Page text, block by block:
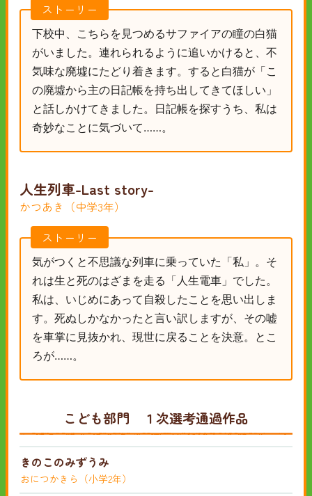
ストーリー
下校中、こちらを見つめるサファイアの瞳の白猫
がいました。連れられるように追いかけると、不
気味な廃墟にたどり着きます。すると白猫が「こ
の廃墟から主の日記帳を持ち出してきてほしい」
と話しかけてきました。日記帳を探すうち、私は
奇妙なことに気づいて……。
人生列車-Last story-
かつあき（中学3年）
ストーリー
気がつくと不思議な列車に乗っていた「私」。そ
れは生と死のはざまを走る「人生電車」でした。
私は、いじめにあって自殺したことを思い出しま
す。死ぬしかなかったと言い訳しますが、その嘘
を車掌に見抜かれ、現世に戻ることを決意。とこ
ろが……。
こども部門 １次選考通過作品
きのこのみずうみ
おにつかきら（小学2年）